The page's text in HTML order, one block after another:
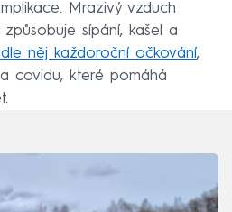
Mrazivý vzduch
sípání, kašel a
něj každoroční očkování,
covidu, které pomáhá